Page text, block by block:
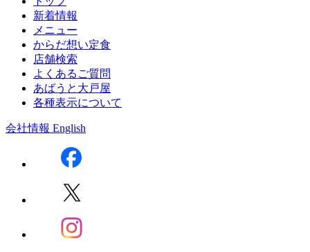
新着情報
メニュー
からだ想い定食
店舗検索
よくあるご質問
あばうと大戸屋
各種表示について
会社情報 English